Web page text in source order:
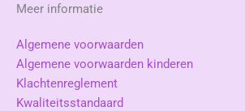
Meer informatie
Algemene voorwaarden
Algemene voorwaarden kinderen
Klachtenreglement
Kwaliteitsstandaard